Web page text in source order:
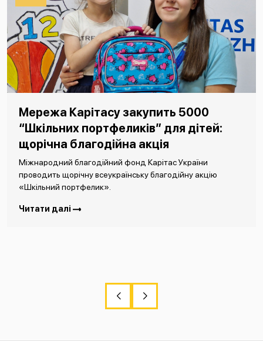
Мережа Карітасу закупить 5000
“Шкільних портфеликів” для дітей:
щорічна благодійна акція
Міжнародний благодійний фонд Карітас України
проводить щорічну всеукраїнську благодійну акцію
«Шкільний портфелик».
Читати далі